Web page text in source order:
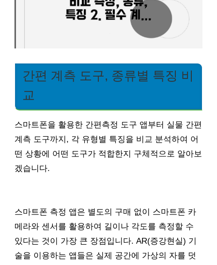
간편 계측 도구, 종류별 특징 비
교
스마트폰을 활용한 간편측정 도구 앱부터 실물 간편
계측 도구까지, 각 유형별 특징을 비교 분석하여 어
떤 상황에 어떤 도구가 적합한지 구체적으로 알아보
겠습니다.
스마트폰 측정 앱은 별도의 구매 없이 스마트폰 카
메라와 센서를 활용하여 길이나 각도를 측정할 수
있다는 것이 가장 큰 장점입니다. AR(증강현실) 기
술을 이용하는 앱들은 실제 공간에 가상의 자를 덧